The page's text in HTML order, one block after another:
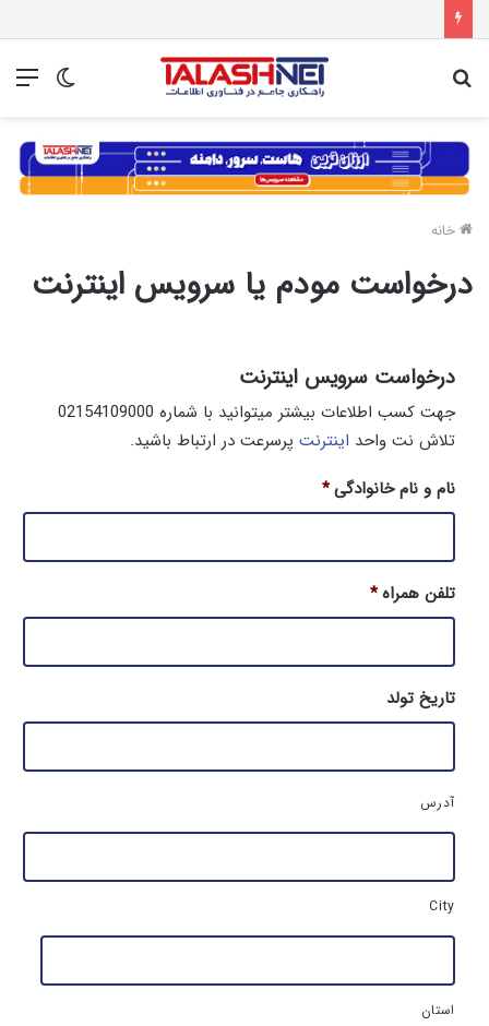
تغییر
خانه
درخواست مودم یا سرویس اینترنت
درخواست سرویس اینترنت
جهت کسب اطلاعات بیشتر میتوانید با شماره 02154109000
تلاش نت واحد اینترنت پرسرعت در ارتباط باشید.
نام و نام خانوادگی*
تلفن همراه*
تاریخ تولد
آ
ر
ک
ا
ل
ح
ل
آدرس
City
استان